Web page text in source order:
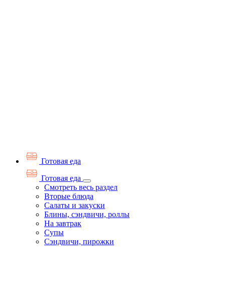
Готовая еда
Готовая еда
Смотреть весь раздел
Вторые блюда
Салаты и закуски
Блины, сэндвичи, роллы
На завтрак
Супы
Сэндвичи, пирожки